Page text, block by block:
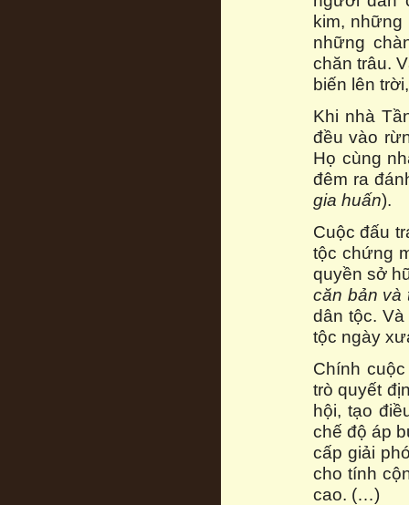
kim,
những
chăn trâu.
biến lên
Khi nhà
đều vào
Họ cùng
đêm ra
gia huấn).
Cuộc đấu
tộc chứng
quyền sở
căn bản và
dân tộc.
tộc ngày
Chính
trò quyết
hội, tạo
chế độ áp
cấp giải
cho tính
cao. (…)